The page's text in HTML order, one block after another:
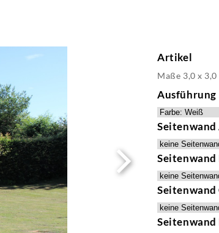
Artikel
Maße 3,0 x 3,0
Ausführung
Seitenwand
Seitenwand
Seitenwand
Seitenwand